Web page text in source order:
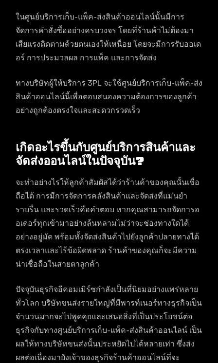
ในศูนย์บริการเก็บ-แพ็ค-ส่งสินค้าออนไลน์นั้นมีการ
จัดการคำสั่งซื้ออย่างครบวงจร โดยที่ร้านค้าไม่ต้องมา
เสียแรงติดตามด้วยตนเองให้เหนื่อย โดยจะมีการรับออเด
อร์ การประมวลผล การแพ็ค และการจัดส่ง
ทางบริษัทผู้ให้บริการ 3PL จะใช้ศูนย์บริการเก็บ-แพ็ค-ส่ง
สินค้าออนไลน์นี้เพื่อตอบสนองความต้องการของลูกค้า
อย่างถูกต้องตรงใจและสะดวกรวดเร็ว
เกิดอะไรขึ้นกับศูนย์บริการสินค้าและ
จัดส่งออนไลน์ในปัจจุบัน?
จะทำอย่างไรให้ลูกค้าสัมผัสได้ว่าร้านค้าของคุณนั้นเชื่อ
ถือได้ การมีการจัดการคลังสินค้าและจัดส่งที่แม่นยำ
ราบรื่น และรวดเร็วคือคำตอบ หากคุณสามารถจัดการอ
อเดอร์ทุกเข้ามาอย่างล้นหลามไม่ว่าจะช่องทางใดได้
อย่างอยู่มัด พร้อมทั้งจัดส่งสินค้าไปยังลูกค้าปลายทางได้
ตรงเวลาและไร้ข้อผิดพลาด ร้านค้าของคุณก็จะมีความ
น่าเชื่อถือในสายตาลูกค้า
ปัจจุบันธุรกิจอีคอมเมิร์ซกำลังเป็นที่นิยมอย่างแพร่หลาย
ทั่วโลก บริษัทขนส่งรายใหญ่ที่มีพารท์เนอร์ทางธุรกิจเป็น
จำนวนมากจะไปพูดคุยและเสนอสิ่งที่เป็นประโยชน์ต่อ
ธุรกิจกับทางศูนย์บริการเก็บ-แพ็ค-ส่งสินค้าออนไลน์ เป็น
ผลให้ทางบริษัทขนส่งนั้นประหยัดไปได้หลายเท่า ซึ่งส่ง
ผลต่อเนื่องมายังเจ้าของธุรกิจร้านค้าออนไลน์ที่จะ